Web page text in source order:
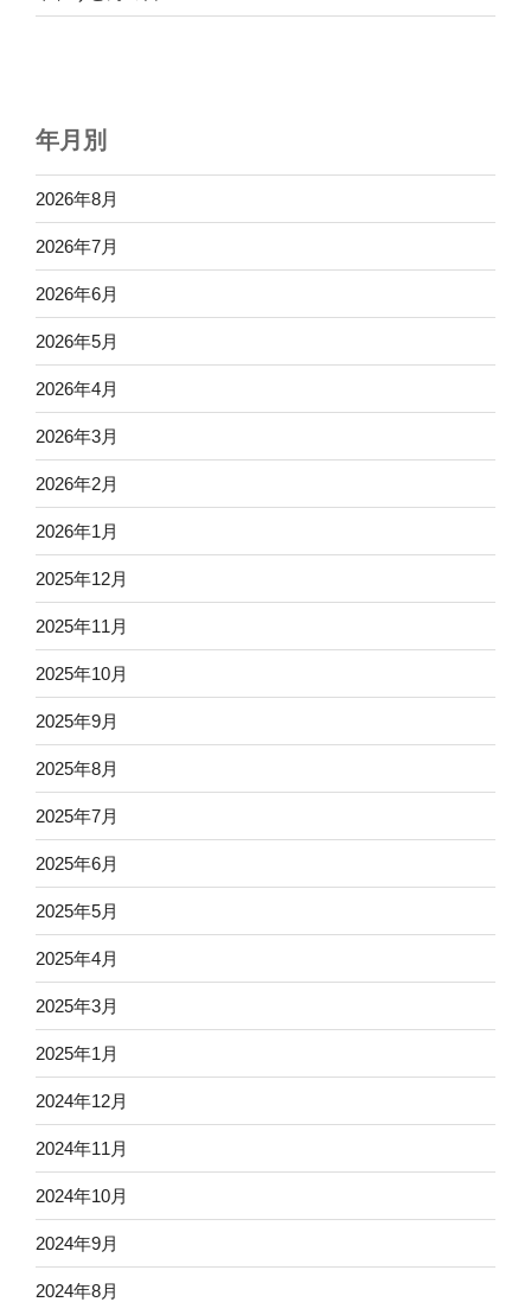
年月別
2026年8月
2026年7月
2026年6月
2026年5月
2026年4月
2026年3月
2026年2月
2026年1月
2025年12月
2025年11月
2025年10月
2025年9月
2025年8月
2025年7月
2025年6月
2025年5月
2025年4月
2025年3月
2025年1月
2024年12月
2024年11月
2024年10月
2024年9月
2024年8月